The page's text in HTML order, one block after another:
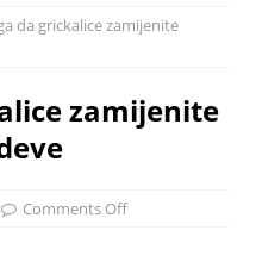
da grickalice zamijenite
zamijenite
Comments Off